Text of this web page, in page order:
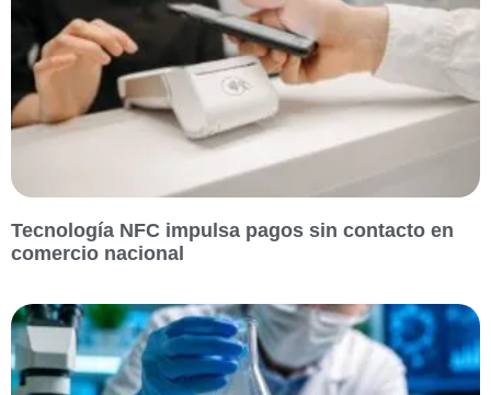
Tecnología NFC impulsa pagos sin contacto en
comercio nacional